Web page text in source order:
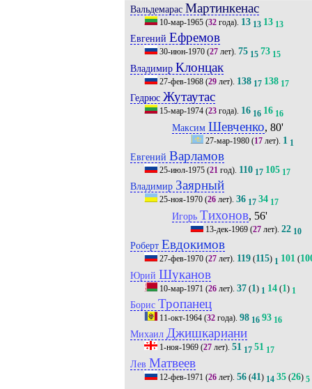
Вальдемарас Мартинкенас
10-мар-1965(32года). 13 13 13 13
Евгений Ефремов
30-июн-1970(27лет). 75 15 73 15
Владимир Клонцак
27-фев-1968(29лет). 138 17 138 17
Гедрюс Жутаутас
15-мар-1974(23года). 16 16 16 16
Максим Шевченко, 80'
27-мар-1980 (17 лет). 1 1
Евгений Варламов
25-июл-1975(21год). 110 17 105 17
Владимир Заярный
25-ноя-1970(26лет). 36 17 34 17
Игорь Тихонов, 56'
13-дек-1969 (27 лет).22 10
Роберт Евдокимов
27-фев-1970(27лет). 119(115) 1 101(
Юрий Шуканов
10-мар-1971 (26лет). 37(1) 1 14(1) 1
Борис Тропанец
11-окт-1964(32года). 98 16 93 16
Михаил Джишкариани
1-ноя-1969(27лет). 51 17 51 17
Лев Матвеев
12-фев-1971 (26лет). 56(41) 14 35(26) 5